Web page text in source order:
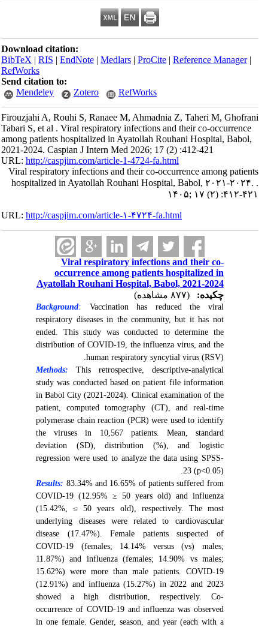
Download citation:
BibTeX|RIS|EndNote|Medlars|ProCite|Reference Manager
RefWorks
Send citation to:
Mendeley
Zotero RefWorks
Firouzjahi A, Rouhi S, Ranaee M, Ahmadnia Z, Taheri M, Ghofrani
Tabari S, et al . Viral respiratory infections and their co-occurrence
among patients hospitalized in Ayatollah Rouhani Hospital, Babol,
2021-2024. Caspian J Intern Med 2026; 17 (2) :412-421
URL:http://caspjim.com/article-1-4724-fa.html
Viral respiratory infections and their co-occurrence among patients
hospitalized in Ayatollah Rouhani Hospital, Babol, ۲۰۲۱-۲۰۲۴. .
۱۴۰۵; ۱۷ (۲) :۴۱۲-۴۲۱
URL:http://caspjim.com/article-۱-۴۷۲۴-fa.html
Viral respiratory infections and their co-
occurrence among patients hospitalized in
Ayatollah Rouhani Hospital, Babol, 2021-2024
چکیده:
Background
Vaccination has reduced the viral
respiratory diseases in the community, but it has not
ended. This study was conducted to determine the
distribution of COVID-19, the influenza virus, and the
human respiratory syncytial virus (RSV).
Methods: This retrospective, descriptive-analytical
study was conducted based on patient file information
in Babol City (2021-2024). Clinical examination of the
patient, computed tomography (CT), and real-time
polymerase chain reaction (PCR) were used to identify
the viruses in 10,567 patients. Mean, standard
deviation (SD), distribution (%), and logistic
regression were used to analyze the data using SPSS-
23 (p<0.05).
Results:83.34% and 16.65% of patients suffered from
COVID-19 (12.95% ≥ 50 years old) and influenza
(15.42%, ≤ 50 years old), respectively. The most
underlying diseases were related to cardiovascular
disease (17.47%). Female patients suspected of
COVID-19 (females; 14.14% versus (vs) males;
11.87%) and influenza (females; 14.90% vs males;
15.62%) were more than male patients. COVID-19
(12.91%) and influenza (15.27%) in 2022 and 2023
showed a high distribution, respectively. Co-
occurrence of COVID-19 and influenza was observed
in one female. Gender, season, and year (each with a